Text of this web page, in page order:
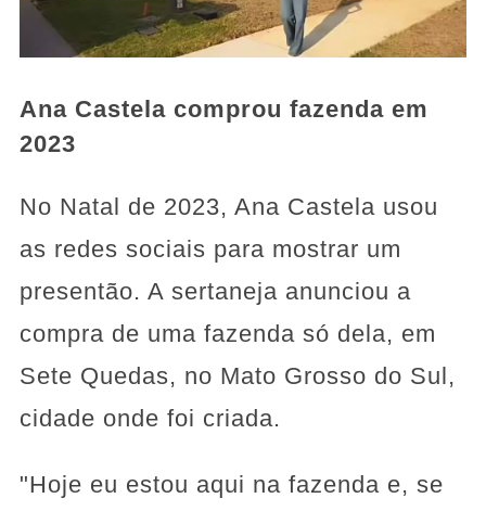
Ana Castela comprou fazenda em
2023
No Natal de 2023, Ana Castela usou
as redes sociais para mostrar um
presentão. A sertaneja anunciou a
compra de uma fazenda só dela, em
Sete Quedas, no Mato Grosso do Sul,
cidade onde foi criada.
"Hoje eu estou aqui na fazenda e, se